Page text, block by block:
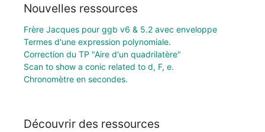
Nouvelles ressources
Frère Jacques pour ggb v6 & 5.2 avec enveloppe
Termes d'une expression polynomiale.
Correction du TP "Aire d'un quadrilatère"
Scan to show a conic related to d, F, e.
Chronomètre en secondes.
Découvrir des ressources